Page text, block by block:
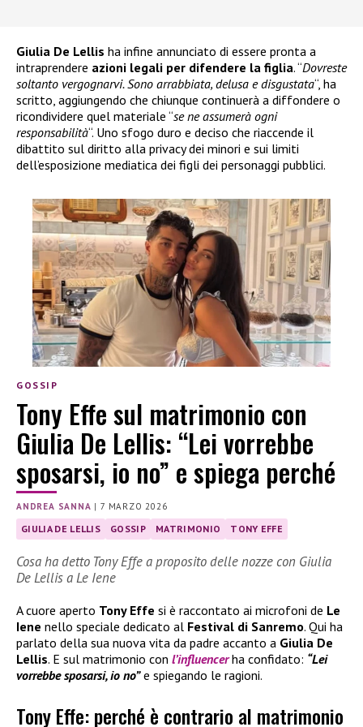
Giulia De Lellis ha infine annunciato di essere pronta a
intraprendere azioni legali per difendere la figlia. “Dovreste
soltanto vergognarvi. Sono arrabbiata, delusa e disgustata“, ha
scritto, aggiungendo che chiunque continuerà a diffondere o
ricondividere quel materiale “se ne assumerà ogni
responsabilità“. Uno sfogo duro e deciso che riaccende il
dibattito sul diritto alla privacy dei minori e sui limiti
dell’esposizione mediatica dei figli dei personaggi pubblici.
GOSSIP
Tony Effe sul matrimonio con
Giulia De Lellis: “Lei vorrebbe
sposarsi, io no” e spiega perché
ANDREA SANNA |7 MARZO 2026
GIULIA DE LELLIS GOSSIP MATRIMONIO TONY EFFE
Cosa ha detto Tony Effe a proposito delle nozze con Giulia
De Lellis a Le Iene
A cuore aperto Tony Effe si è raccontato ai microfoni de Le
Iene nello speciale dedicato al Festival di Sanremo. Qui ha
parlato della sua nuova vita da padre accanto a Giulia De
Lellis. E sul matrimonio con l’influencer ha confidato: “Lei
vorrebbe sposarsi, io no”e spiegando le ragioni.
Tony Effe: perché è contrario al matrimonio